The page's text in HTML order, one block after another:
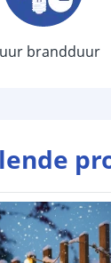
brandduur